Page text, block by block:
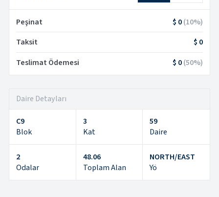
Peşinat $ 0(10%)
Taksit
$ 0
Teslimat Ödemesi
$ 0(50%)
Daire Detayları
C9
Blok
3
Kat
59
Daire
2
Odalar
48.06
Toplam Alan
NORTH/EAST
Yö